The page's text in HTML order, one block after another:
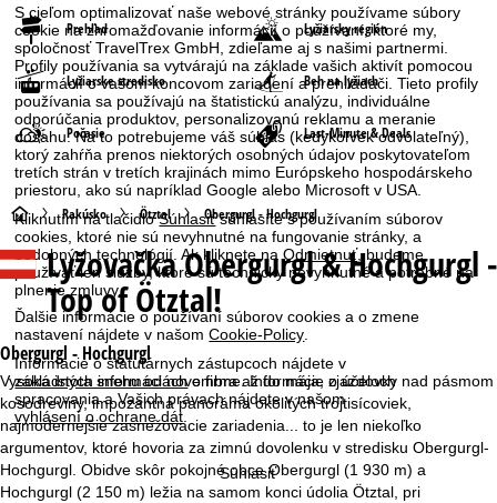
S cieľom optimalizovať naše webové stránky používame súbory
cookie na zhromažďovanie informácií o používaní, ktoré my,
spoločnosť TravelTrex GmbH, zdieľame aj s našimi partnermi.
Profily používania sa vytvárajú na základe vašich aktivít pomocou
informácií o vašom koncovom zariadení a prehliadači. Tieto profily
používania sa používajú na štatistickú analýzu, individuálne
odporúčania produktov, personalizovanú reklamu a meranie
dosahu. Na to potrebujeme váš súhlas (kedykoľvek odvolateľný),
ktorý zahŕňa prenos niektorých osobných údajov poskytovateľom
tretích strán v tretích krajinách mimo Európskeho hospodárskeho
priestoru, ako sú napríklad Google alebo Microsoft v USA.
Kliknutím na tlačidloSúhlasiťsúhlasíte s používaním súborov
cookies, ktoré nie sú nevyhnutné na fungovanie stránky, a
podobných technológií. Ak kliknete naOdmietnuť, budeme
používať len služby, ktoré sú technicky nevyhnutné a potrebné na
plnenie zmluvy.
Ďalšie informácie o používaní súborov cookies a o zmene
nastavení nájdete v našomCookie-Policy.
Informácie o štatutárnych zástupcoch nájdete v
základných informáciácho firme. Informácie o účeloch
spracovania a Vašich právach nájdete v našom
vyhlásení o ochrane dát.
Súhlasiť
Prehľad Lyžiarsky región
Lyžiarske stredisko Beh na lyžiach
Počasie Last-Minute & Deals
H
l
v
n
s
Rakúsko Ötztal Obergurgl - Hochgurgl
LyžovačkaObergurgl & Hochgurgl -
Top of Ötztal!
Obergurgl - Hochgurgl
Vysoká istota snehu od novembra až do mája, zjazdovky nad pásmom
kosodreviny, impozantná panoráma okolitých trojtisícoviek,
najmodernejšie zasnežovacie zariadenia... to je len niekoľko
argumentov, ktoré hovoria za zimnú dovolenku v stredisku Obergurgl-
Hochgurgl. Obidve skôr pokojné obce Obergurgl (1 930 m) a
Hochgurgl (2 150 m) ležia na samom konci údolia Ötztal, pri